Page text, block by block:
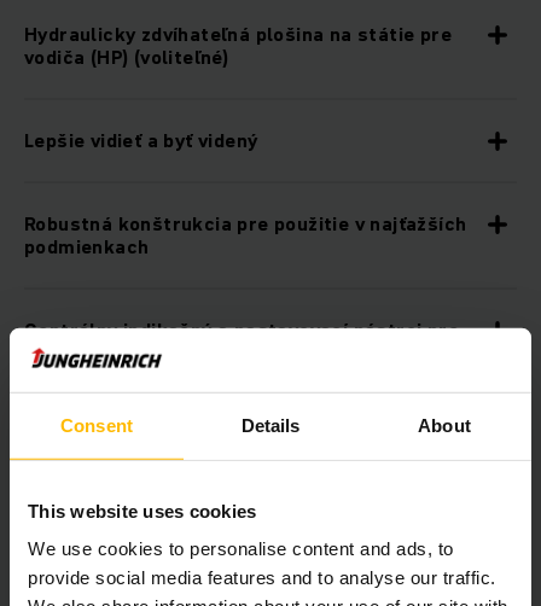
Consent Details About
This website uses cookies
We use cookies to personalise content and ads, to
provide social media features and to analyse our traffic.
Hydraulicky zdvíhateľná plošina na státie pre
vodiča (HP) (voliteľné)
Lepšie vidieť a byť videný
Robustná konštrukcia pre použitie v najťažších
podmienkach
Centrálny indikačný a nastavovací nástroj pre
kompletný prehľad
Perfektné pracovisko pre maximálny výkon
vyzdvihnutia
Multifunkčný volant jetPILOT